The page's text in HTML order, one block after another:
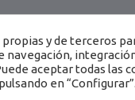
propias y de terceros
navegación,
aceptar todas las
en “Configurar”.